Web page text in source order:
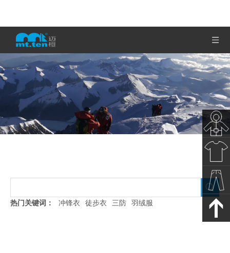
热门关键词： 冲锋衣 徒步衣 三防 羽绒服
秋冬新
款
春夏新
款
裤子下